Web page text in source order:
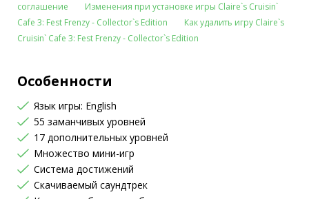
соглашение
Изменения при установке игры Claire`s Cruisin`
Cafe 3: Fest Frenzy - Collector`s Edition
Как удалить игру Claire`s
Cruisin` Cafe 3: Fest Frenzy - Collector`s Edition
Особенности
Язык игры: English
55 заманчивых уровней
17 дополнительных уровней
Множество мини-игр
Система достижений
Скачиваемый саундтрек